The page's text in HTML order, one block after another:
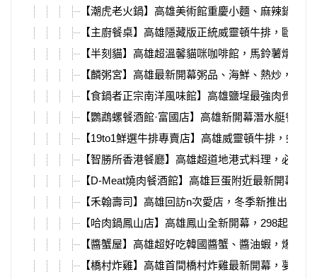
【潮虎老火鍋】高雄美術館重慶小麵、麻辣鍋，
【主廚餐桌】高雄隱藏版正統威靈頓牛排，歐式
【半刻貓】高雄超溫馨貓咪咖啡館，馬鈴薯燉豚
【麟粥宮】高雄最新開幕粥品、海鮮、熱炒，超
【食鍋者正宗南洋風味館】高雄鹽埕最強肉骨茶
【鸚鵡螺餐酒館·富國店】高雄新開幕潛水艇餐酒
【19to1鮮選牛排專賣店】高雄威靈頓牛排，蛇年
【智勝所香港餐廳】高雄超道地港式料理，必吃
【D-Meat燒肉餐酒館】高雄巨蛋附近最新開幕燒
【禾翰壽司】高雄回訪n次愛店，冬季新推出鴨胸
【哈肉鍋鳳山店】高雄鳳山全新開幕，298起火鍋
【醬蟹屋】高雄超好吃韓國醬蟹、醬油蝦，爆漿
【橋村炸雞】高雄首間橋村炸雞最新開幕，夢時